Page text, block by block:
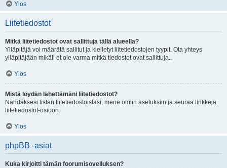
Ylös
Liitetiedostot
Mitkä liitetiedostot ovat sallittuja tällä alueella?
Ylläpitäjä voi määrätä sallitut ja kielletyt liitetiedostojen tyypit. Ota yhteys
ylläpitäjään mikäli et ole varma mitkä tiedostot ovat sallittuja..
Ylös
Mistä löydän lähettämäni liitetiedostot?
Nähdäksesi listan liitetiedostoistasi, mene omiin asetuksiin ja seuraa linkkejä
liitetiedostot-osioon.
Ylös
phpBB -asiat
Kuka kirjoitti tämän foorumisovelluksen?